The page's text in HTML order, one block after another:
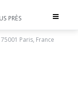
Toggle
PRÈS
Paris, France